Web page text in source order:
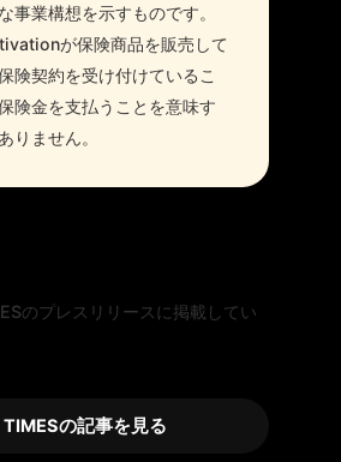
事業構想を示すものです。
が保険商品を販売して
険契約を受け付けているこ
険金を支払うことを意味す
りません。
のプレスリリースに掲載してい
TIMESの記事を見る